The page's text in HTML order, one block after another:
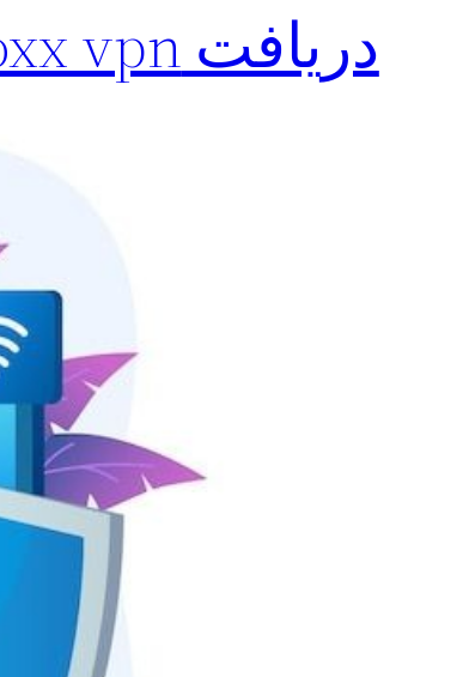
دریافت hoxx vpn + دانلود مستقیم